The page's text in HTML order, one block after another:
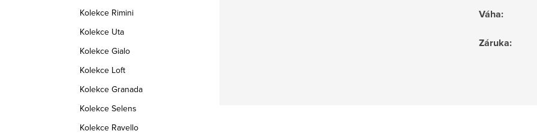
Kolekce Rimini
Kolekce Uta
Kolekce Gialo
Kolekce Loft
Kolekce Granada
Kolekce Selens
Kolekce Ravello
Váha:
Záruka: